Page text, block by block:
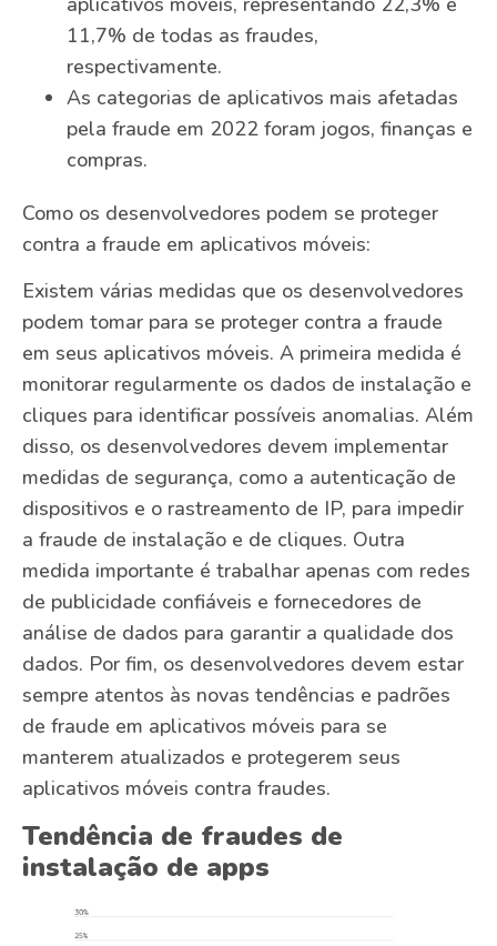
11,7% de todas as fraudes,
respectivamente.
As categorias de aplicativos mais afetadas
pela fraude em 2022 foram jogos, finanças e
compras.
Como os desenvolvedores podem se proteger
contra a fraude em aplicativos móveis:
Existem várias medidas que os desenvolvedores
podem tomar para se proteger contra a fraude
em seus aplicativos móveis. A primeira medida é
monitorar regularmente os dados de instalação e
cliques para identificar possíveis anomalias. Além
disso, os desenvolvedores devem implementar
medidas de segurança, como a autenticação de
dispositivos e o rastreamento de IP, para impedir
a fraude de instalação e de cliques. Outra
medida importante é trabalhar apenas com redes
de publicidade confiáveis ​​e fornecedores de
análise de dados para garantir a qualidade dos
dados. Por fim, os desenvolvedores devem estar
sempre atentos às novas tendências e padrões
de fraude em aplicativos móveis para se
manterem atualizados e protegerem seus
aplicativos móveis contra fraudes.
Tendência de fraudes de
instalação de apps